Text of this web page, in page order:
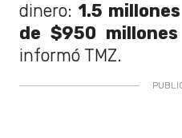
dinero:1.5
de $950
informó TMZ.